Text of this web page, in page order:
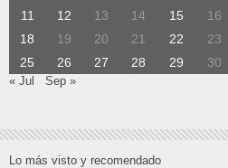
11
12 13 14 15 16
18
19 20 21 22 23
25
26 27 28 29 30
« Jul Sep »
Lo más visto y recomendado